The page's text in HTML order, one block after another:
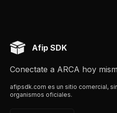
Afip SDK
Conectate a ARCA hoy
afipsdk.com es un sitio comercial,
organismos oficiales.